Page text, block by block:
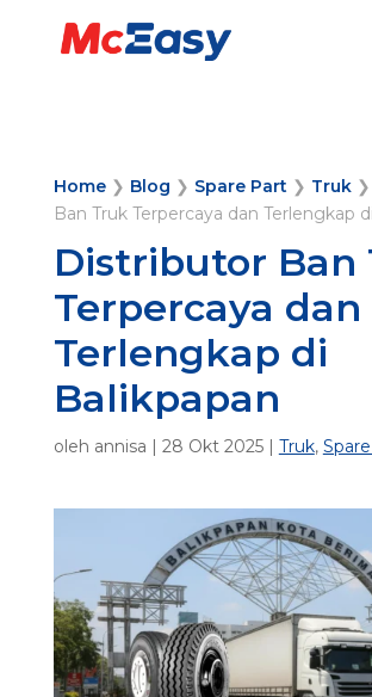
Home❯ Blog ❯ Spare Part❯ Truk❯
Ban Truk Terpercaya dan Terlengkap
Distributor Ban
Terpercaya dan
Terlengkap di
Balikpapan
oleh annisa | 28 Okt 2025| Truk,